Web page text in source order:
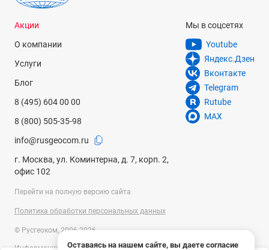
Оставаясь на нашем сайте, вы даете согласие
Акции
О компании
Услуги
Блог
8 (495) 604 00 00
8 (800) 505-35-98
info@rusgeocom.ru
г. Москва, ул. Коминтерна, д. 7, корп. 2,
офис 102
Мы в соцсетях
Youtube
Яндекс.Дзен
Вконтакте
Telegram
Rutube
MAX
Перейти на полную версию сайта
Политика обработки персональных данных
© Русгеоком, 2006-2026
Информация на сайте носит справочный характер и не является